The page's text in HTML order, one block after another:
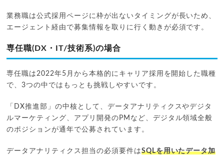
業務職は公式採用ページに枠が出ないタイミングが長いため、
エージェント経由で募集情報を取りに行く動きが必須です。
専任職(DX・IT/技術系)の場合
専任職は2022年5月から本格的にキャリア採用を開始した職種
で、3つの中ではもっとも挑戦しやすいです。
「DX推進部」の中核として、データアナリティクスやデジタ
ルマーケティング、アプリ開発のPMなど、デジタル領域全般
のポジションが通年で公募されています。
データアナリティクス担当の必須要件はSQLを用いたデータ加